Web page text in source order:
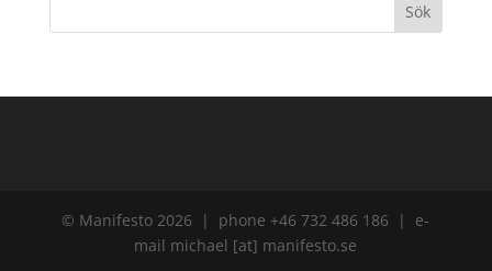
© Manifesto 2026 | phone +46 732 486 186 | e-
mail michael [at] manifesto.se